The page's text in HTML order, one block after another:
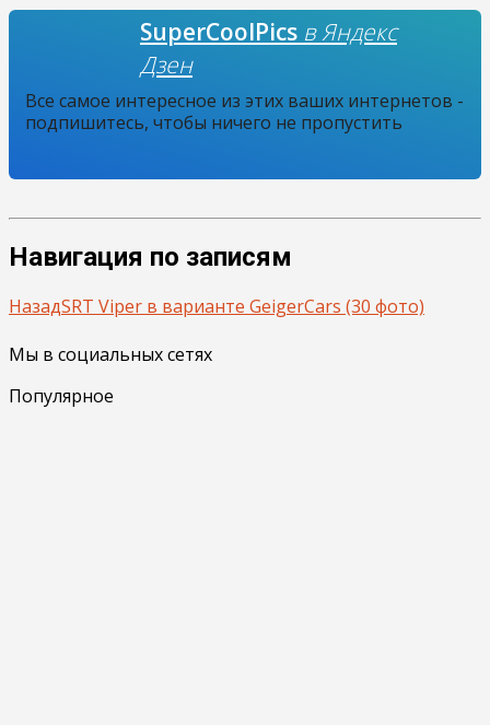
SuperCoolPics в Яндекс
Дзен
Все самое интересное из этих ваших интернетов -
подпишитесь, чтобы ничего не пропустить
Навигация по записям
НазадSRT Viper в варианте GeigerCars (30 фото)
Мы в социальных сетях
Популярное